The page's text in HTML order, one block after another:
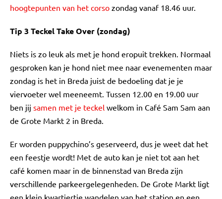
hoogtepunten van het corso zondag vanaf 18.46 uur.
Tip 3 Teckel Take Over (zondag)
Niets is zo leuk als met je hond eropuit trekken. Normaal
gesproken kan je hond niet mee naar evenementen maar
zondag is het in Breda juist de bedoeling dat je je
viervoeter wel meeneemt. Tussen 12.00 en 19.00 uur
ben jij samen met je teckel welkom in Café Sam Sam aan
de Grote Markt 2 in Breda.
Er worden puppychino’s geserveerd, dus je weet dat het
een feestje wordt! Met de auto kan je niet tot aan het
café komen maar in de binnenstad van Breda zijn
verschillende parkeergelegenheden. De Grote Markt ligt
een klein kwartiertje wandelen van het station en een